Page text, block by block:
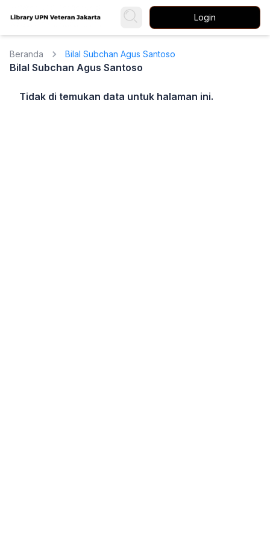
Login
Beranda Bilal Subchan Agus Santoso
Bilal Subchan Agus Santoso
Tidak di temukan data untuk halaman ini.